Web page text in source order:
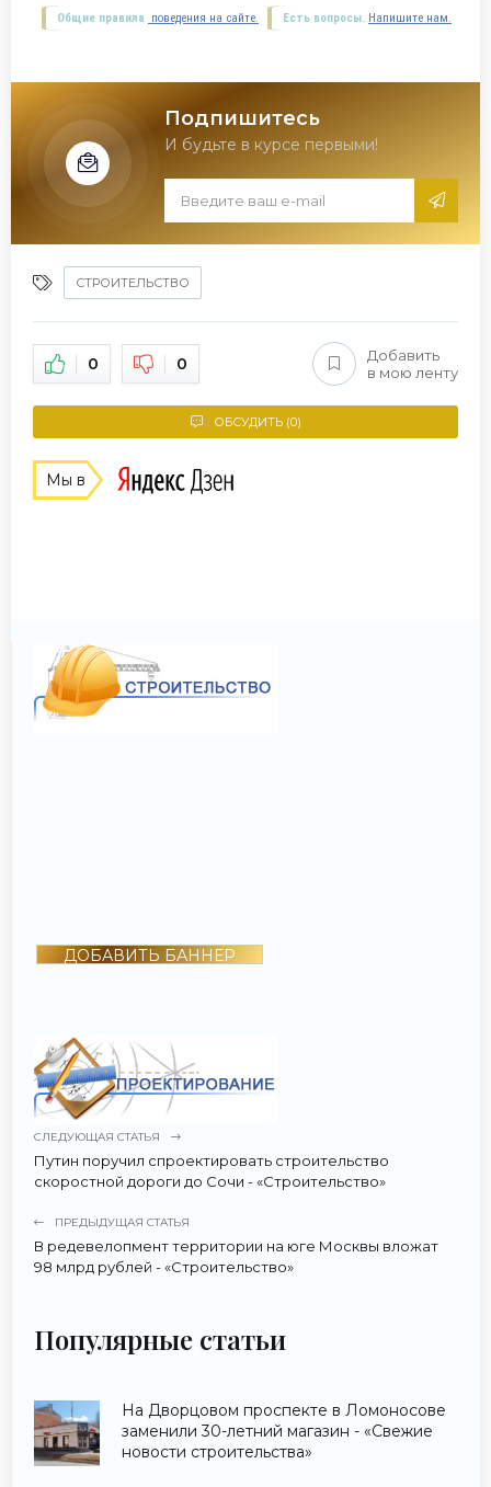
Есть вопросы. Напишите нам.
Общие правила поведения на сайте.
Подпишитесь
И будьте в курсе первыми!
СТРОИТЕЛЬСТВО
0 0
Добавить
в мою ленту
ОБСУДИТЬ (0)
Мы в
ДОБАВИТЬ БАННЕР
СЛЕДУЮЩАЯ СТАТЬЯ
Путин поручил спроектировать строительство
скоростной дороги до Сочи - «Строительство»
ПРЕДЫДУЩАЯ СТАТЬЯ
В редевелопмент территории на юге Москвы вложат
98 млрд рублей - «Строительство»
Популярные статьи
На Дворцовом проспекте в Ломоносове
заменили 30-летний магазин - «Свежие
новости строительства»